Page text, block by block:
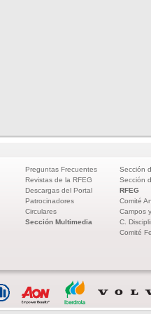
Preguntas Frecuentes
Revistas de la RFEG
Descargas del Portal
Patrocinadores
Circulares
Sección Multimedia
Sección
Sección
RFEG
Comité
Campos
C.
Comité